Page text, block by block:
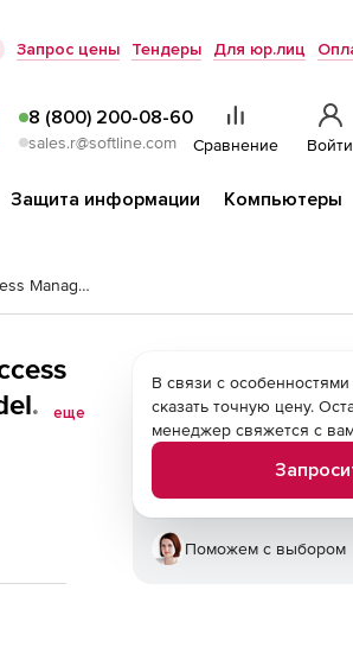
Запрос цены Тендеры Для юр.лиц
8 (800) 200-08-60
sales.r@softline.com Сравнение Войти
Защита информации Компьютеры
Zoho ManageEngine Privileged Access Manager 360
еще
В связи с
сказать точную цену.
менеджер свяжется с
Поможем с выбором